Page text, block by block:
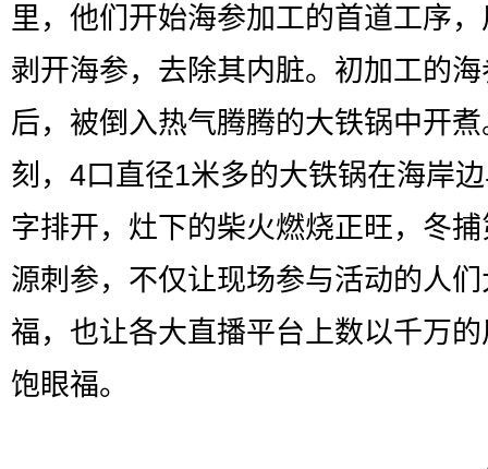
里，他们开始海参加工的首道工序
剥开海参，去除其内脏。初加工的
后，被倒入热气腾腾的大铁锅中开
刻，4口直径1米多的大铁锅在海岸
字排开，灶下的柴火燃烧正旺，冬
源刺参，不仅让现场参与活动的人
福，也让各大直播平台上数以千万
饱眼福。